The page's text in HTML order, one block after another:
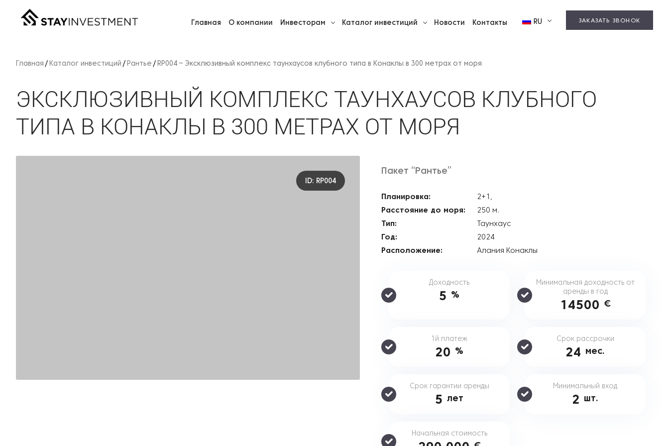
Главная О компании Инвесторам Каталог инвестиций Новости Контакты RU ЗАКАЗАТЬ ЗВОНОК
Главная Каталог инвестиций Рантье RP004 – Эксклюзивный комплекс таунхаусов клубного типа в Конаклы в 300 метрах от моря
ЭКСКЛЮЗИВНЫЙ КОМПЛЕКС ТАУНХАУСОВ КЛУБНОГО
ТИПА В КОНАКЛЫ В 300 МЕТРАХ ОТ МОРЯ
ID: RP004
Пакет “Рантье”
Планировка:
2+1,
Расстояние до моря:
250 м.
Тип:
Таунхаус
Год:
2024
Расположение:
Алания Конаклы
Доходность
5 %
Минимальная доходность от
аренды в год
14500 €
1й платеж
20 %
Срок рассрочки
24 мес.
Срок гарантии аренды
5лет
Минимальный вход
2 шт.
Начальная стоимость